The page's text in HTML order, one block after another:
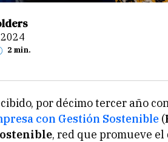
2024
2 min.
por décimo tercer año
con Gestión Sostenible (
, red que promueve